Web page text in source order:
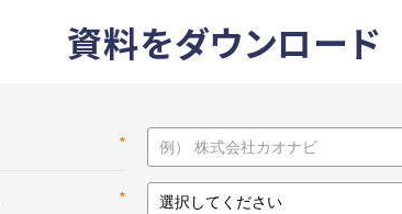
資料をダウンロード
*
*